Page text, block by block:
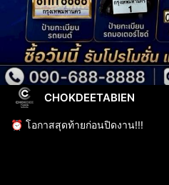
CHOKDEETABIEN
⏰ โอกาสสุดท้ายก่อนปิดงาน!!!
ใครกำลังมองหา ทะเบียนรถยนต์ ท